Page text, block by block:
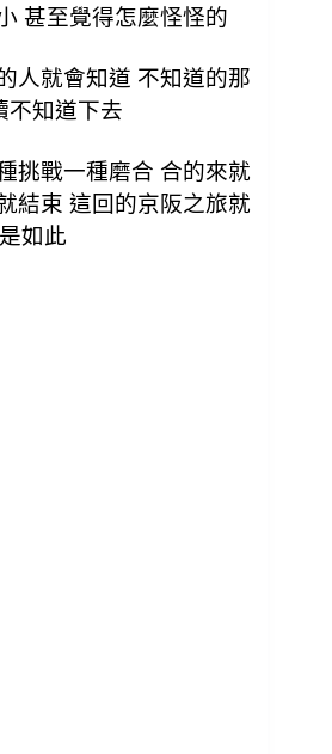
甚至覺得怎麼怪怪的
人就會知道 不知道的那
不知道下去
挑戰一種磨合 合的來就
結束這回的京阪之旅就
是如此